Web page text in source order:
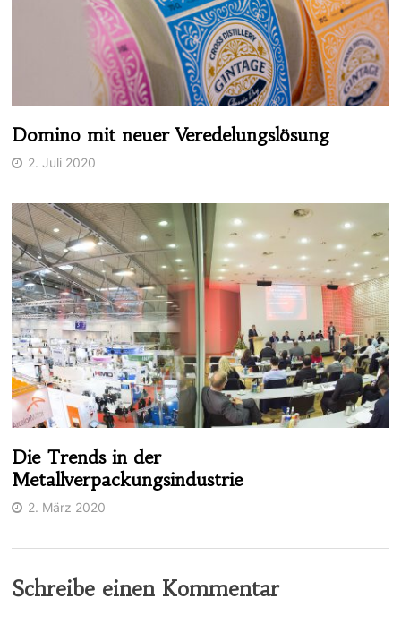
Domino mit neuer Veredelungslösung
2. Juli 2020
Die Trends in der
Metallverpackungsindustrie
2. März 2020
Schreibe einen Kommentar